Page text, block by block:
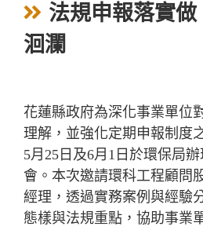
法規申報落實
洄瀾
花蓮縣政府為深化事業單位
理解，並強化定期申報制度
5月25日及6月1日於環保局
會。本次邀請環科工程顧問
經理，透過實務案例與經驗
態樣與法規重點，協助事業